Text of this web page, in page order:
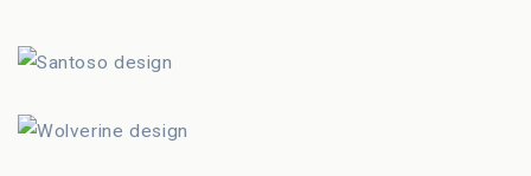
Santoso design